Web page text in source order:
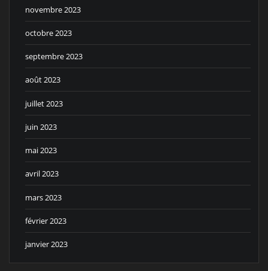
novembre 2023
octobre 2023
septembre 2023
août 2023
juillet 2023
juin 2023
mai 2023
avril 2023
mars 2023
février 2023
janvier 2023